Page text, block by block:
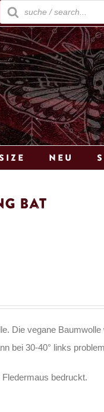
Products
search
Neu
Bat
Die vegane
bei 30-40° links
bedruckt.